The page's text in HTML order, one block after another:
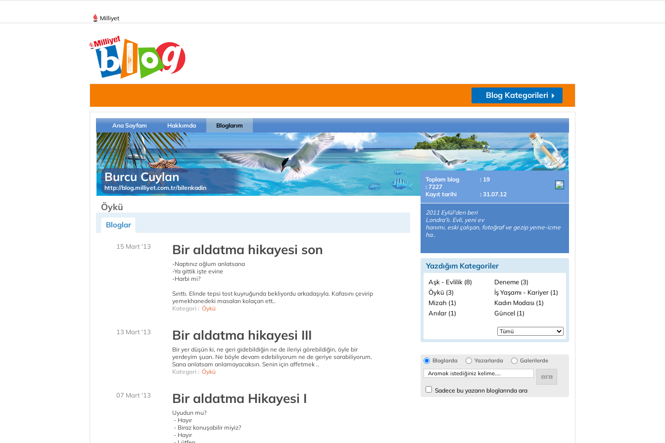
Milliyet
Blog Kategorileri
Ana Sayfam Hakkımda Bloglarım
Burcu Cuylan
http://blog.milliyet.com.tr/bilenkadin
Öykü
Bloglar
15 Mart '13 Bir aldatma hikayesi son
-Naptınız oğlum anlatsana
-Ya gittik işte evine
-Harbi mi?
Sırıttı. Elinde tepsi tost kuyruğunda bekliyordu arkadaşıyla. Kafasını çevirip
yemekhanedeki masaları kolaçan ett..
Kategori : Öykü
13 Mart '13 Bir aldatma hikayesi III
Bir yer düşün ki, ne geri gidebildiğin ne de ileriyi görebildiğin, öyle bir
yerdeyim şuan. Ne böyle devam edebiliyorum ne de geriye sarabiliyorum.
Sana anlatsam anlamayacaksın. Senin için affetmek ..
Kategori : Öykü
07 Mart '13 Bir aldatma Hikayesi I
Uyudun mu?
- Hayır
- Biraz konuşabilir miyiz?
- Hayır
Toplam blog
: 19
: 7227
Kayıt tarihi
: 31.07.12
2011 Eylül'den beri
Londra'lı. Evli, yeni ev
hanımı, eski çalışan, fotoğraf ve gezip yeme-icme
ha..
Yazdığım Kategoriler
Aşk - Evlilik (8)
Deneme (3)
Öykü (3)
İş Yaşamı - Kariyer (1)
Mizah (1)
Kadın Modası (1)
Anılar (1)
Güncel (1)
Bloglarda Yazarlarda Galerilerde
Sadece bu yazarın bloglarında ara